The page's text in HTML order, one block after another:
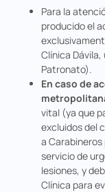
Para la
producido el
Clínica
Patronato).
En caso de
vital (ya que
excluidos del
a Carabineros
servicio de
lesiones, y
Clínica para